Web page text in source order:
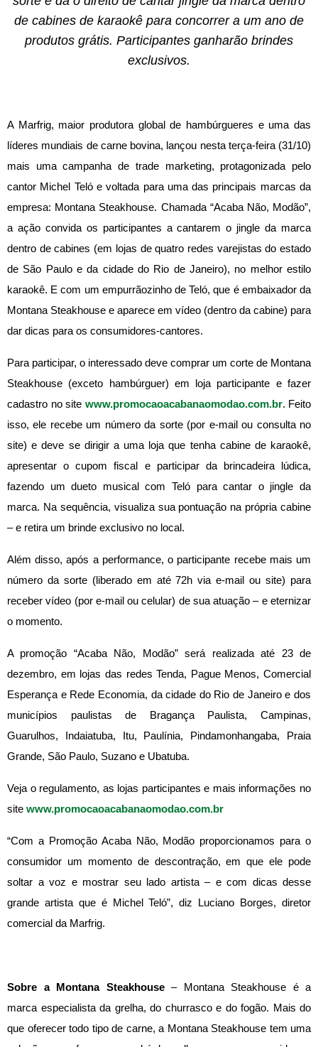
de cabines de karaokê para concorrer a um ano de
produtos grátis. Participantes ganharão brindes
exclusivos.
A Marfrig, maior produtora global de hambúrgueres e uma das
líderes mundiais de carne bovina, lançou nesta terça-feira (31/10)
mais uma campanha de trade marketing, protagonizada pelo
cantor Michel Teló e voltada para uma das principais marcas da
empresa: Montana Steakhouse. Chamada “Acaba Não, Modão”,
a ação convida os participantes a cantarem o jingle da marca
dentro de cabines (em lojas de quatro redes varejistas do estado
de São Paulo e da cidade do Rio de Janeiro), no melhor estilo
karaokê. E com um empurrãozinho de Teló, que é embaixador da
Montana Steakhouse e aparece em vídeo (dentro da cabine) para
dar dicas para os consumidores-cantores.
Para participar, o interessado deve comprar um corte de Montana
Steakhouse (exceto hambúrguer) em loja participante e fazer
cadastro no site www.promocaoacabanaomodao.com.br. Feito
isso, ele recebe um número da sorte (por e-mail ou consulta no
site) e deve se dirigir a uma loja que tenha cabine de karaokê,
apresentar o cupom fiscal e participar da brincadeira lúdica,
fazendo um dueto musical com Teló para cantar o jingle da
marca. Na sequência, visualiza sua pontuação na própria cabine
– e retira um brinde exclusivo no local.
Além disso, após a performance, o participante recebe mais um
número da sorte (liberado em até 72h via e-mail ou site) para
receber vídeo (por e-mail ou celular) de sua atuação – e eternizar
o momento.
A promoção “Acaba Não, Modão” será realizada até 23 de
dezembro, em lojas das redes Tenda, Pague Menos, Comercial
Esperança e Rede Economia, da cidade do Rio de Janeiro e dos
municípios paulistas de Bragança Paulista, Campinas,
Guarulhos, Indaiatuba, Itu, Paulínia, Pindamonhangaba, Praia
Grande, São Paulo, Suzano e Ubatuba.
Veja o regulamento, as lojas participantes e mais informações no
site www.promocaoacabanaomodao.com.br
“Com a Promoção Acaba Não, Modão proporcionamos para o
consumidor um momento de descontração, em que ele pode
soltar a voz e mostrar seu lado artista – e com dicas desse
grande artista que é Michel Teló”, diz Luciano Borges, diretor
comercial da Marfrig.
Sobre a Montana Steakhouse– Montana Steakhouse é a
marca especialista da grelha, do churrasco e do fogão. Mais do
que oferecer todo tipo de carne, a Montana Steakhouse tem uma